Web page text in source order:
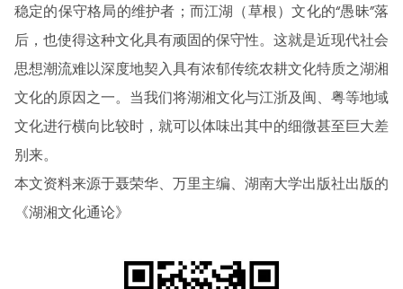
稳定的保守格局的维护者；而江湖（草根）文化的“愚昧”落
后，也使得这种文化具有顽固的保守性。这就是近现代社会
思想潮流难以深度地契入具有浓郁传统农耕文化特质之湖湘
文化的原因之一。当我们将湖湘文化与江浙及闽、粤等地域
文化进行横向比较时，就可以体味出其中的细微甚至巨大差
别来。
本文资料来源于聂荣华、万里主编、湖南大学出版社出版的
《湖湘文化通论》